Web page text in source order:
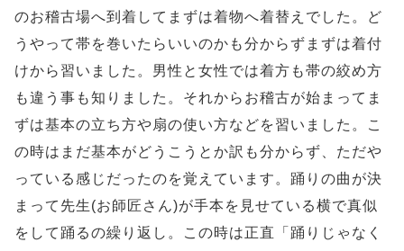
のお稽古場へ到着してまずは着物へ着替えでした。ど
うやって帯を巻いたらいいのかも分からずまずは着付
けから習いました。男性と女性では着方も帯の絞め方
も違う事も知りました。それからお稽古が始まってま
ずは基本の立ち方や扇の使い方などを習いました。こ
の時はまだ基本がどうこうとか訳も分からず、ただや
っている感じだったのを覚えています。踊りの曲が決
まって先生(お師匠さん)が手本を見せている横で真似
をして踊るの繰り返し。この時は正直「踊りじゃなく